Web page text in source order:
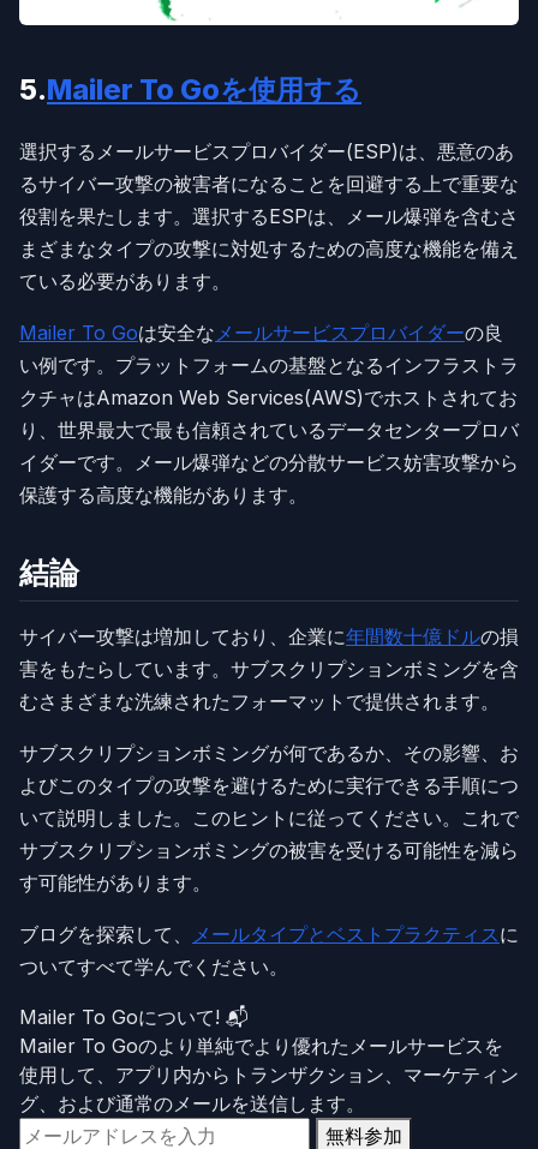
5.Mailer To Goを使用する
選択するメールサービスプロバイダー(ESP)は、悪意のあ
るサイバー攻撃の被害者になることを回避する上で重要な
役割を果たします。選択するESPは、メール爆弾を含むさ
まざまなタイプの攻撃に対処するための高度な機能を備え
ている必要があります。
Mailer To Goは安全な メールサービスプロバイダーの良
い例です。プラットフォームの基盤となるインフラストラ
クチャはAmazon Web Services(AWS)でホストされてお
り、世界最大で最も信頼されているデータセンタープロバ
イダーです。メール爆弾などの分散サービス妨害攻撃から
保護する高度な機能があります。
結論
サイバー攻撃は増加しており、企業に年間数十億ドルの損
害をもたらしています。サブスクリプションボミングを含
むさまざまな洗練されたフォーマットで提供されます。
サブスクリプションボミングが何であるか、その影響、お
よびこのタイプの攻撃を避けるために実行できる手順につ
いて説明しました。このヒントに従ってください。これで
サブスクリプションボミングの被害を受ける可能性を減ら
す可能性があります。
ブログを探索して、 メールタイプとベストプラクティス に
ついてすべて学んでください。
Mailer To Goについて! 📬
Mailer To Goのより単純でより優れたメールサービスを
使用して、アプリ内からトランザクション、マーケティン
グ、および通常のメールを送信します。
無料参加